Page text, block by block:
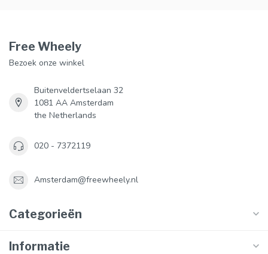
Free Wheely
Bezoek onze winkel
Buitenveldertselaan 32
1081 AA Amsterdam
the Netherlands
020 - 7372119
Amsterdam@freewheely.nl
Categorieën
Informatie